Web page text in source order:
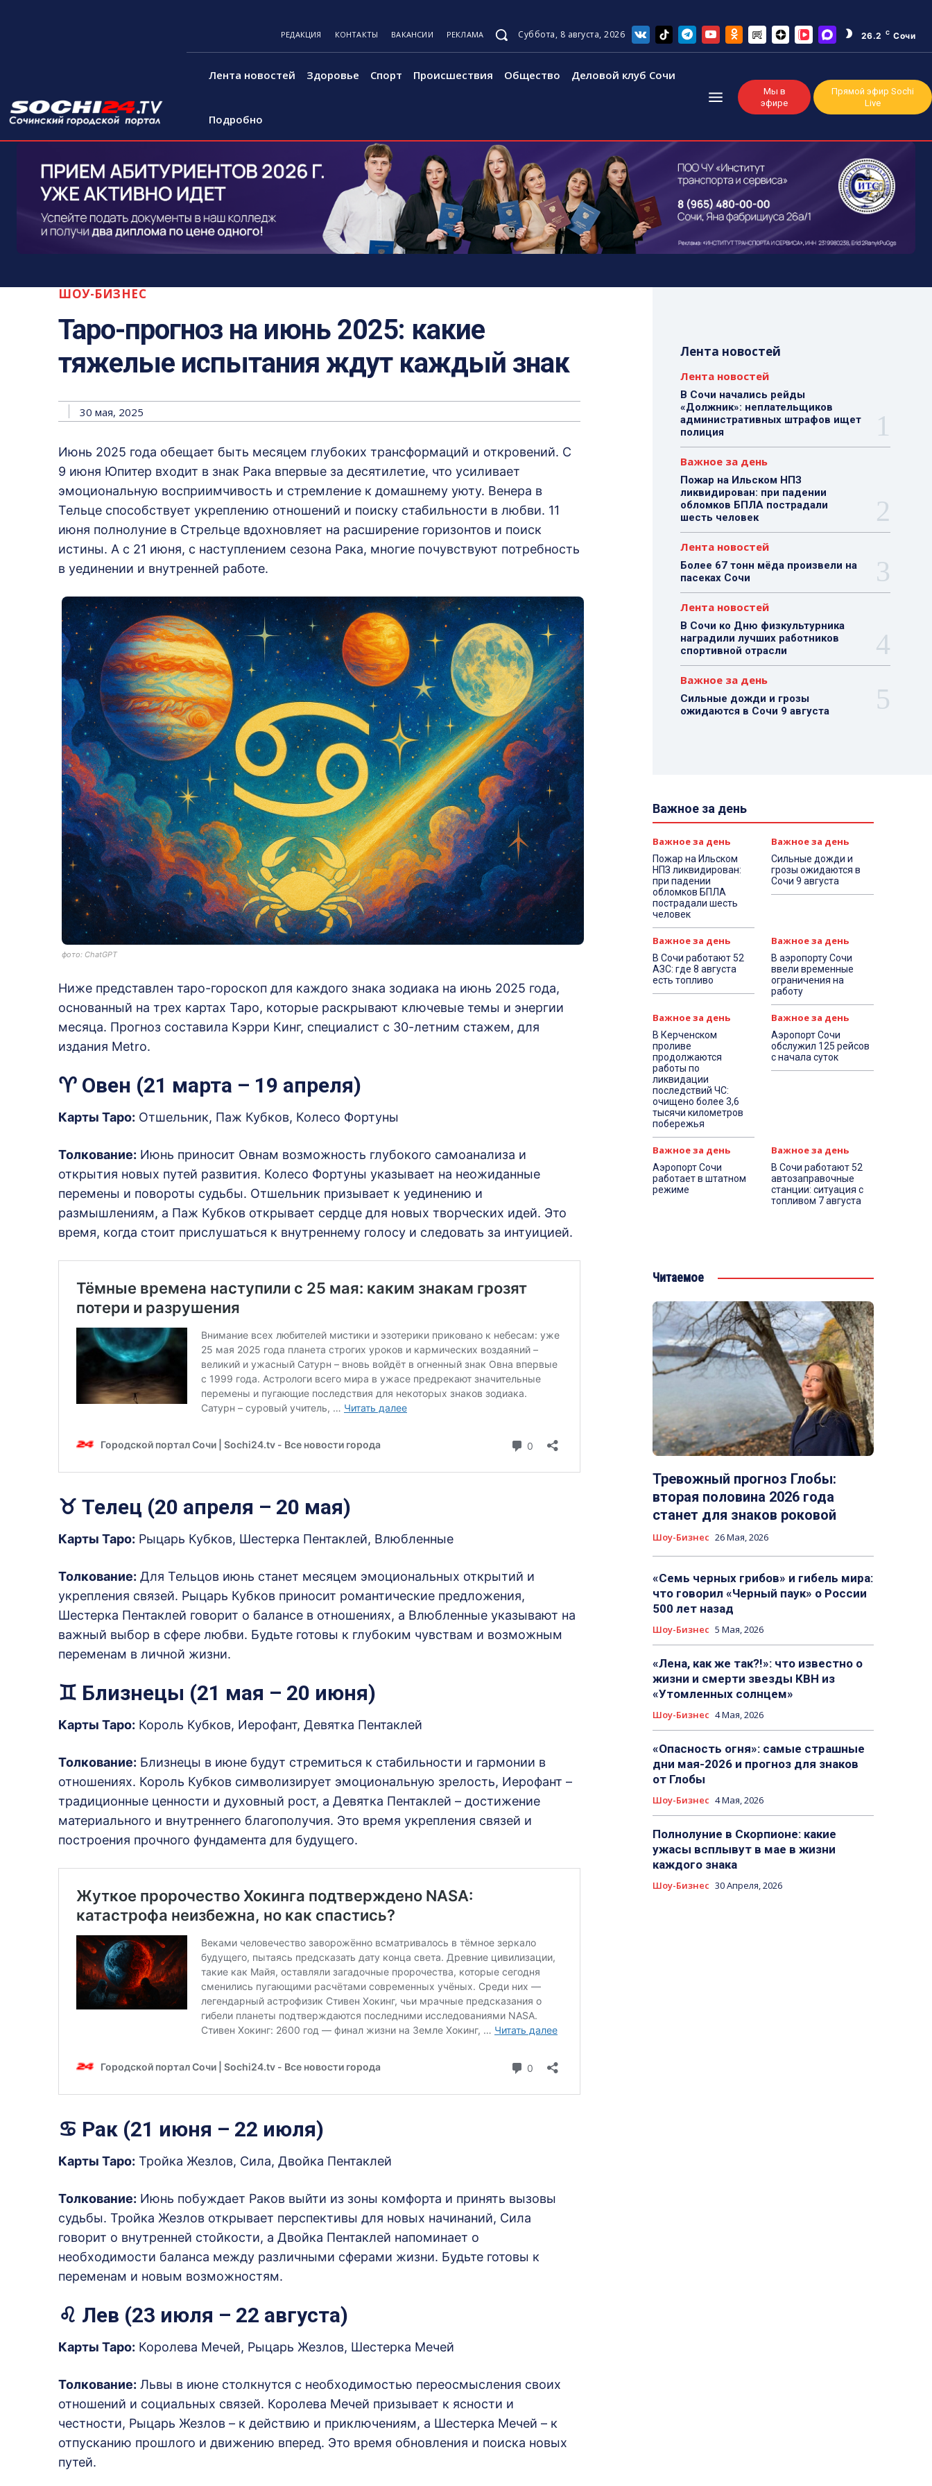
РЕДАКЦИЯ КОНТАКТЫ ВАКАНСИИ РЕКЛАМА Суббота, 8 августа, 2026 26.2 C Сочи
Лента новостей Здоровье Спорт Происшествия Общество Деловой клуб Сочи
Подробно
Мы в
эфире
Прямой эфир Sochi
Live
ШОУ-БИЗНЕС
Таро-прогноз на июнь 2025: какие
тяжелые испытания ждут каждый знак
30 мая, 2025
Июнь 2025 года обещает быть месяцем глубоких трансформаций и откровений. С
9 июня Юпитер входит в знак Рака впервые за десятилетие, что усиливает
эмоциональную восприимчивость и стремление к домашнему уюту. Венера в
Тельце способствует укреплению отношений и поиску стабильности в любви. 11
июня полнолуние в Стрельце вдохновляет на расширение горизонтов и поиск
истины. А с 21 июня, с наступлением сезона Рака, многие почувствуют потребность
в уединении и внутренней работе.
фото: ChatGPT
Ниже представлен таро-гороскоп для каждого знака зодиака на июнь 2025 года,
основанный на трех картах Таро, которые раскрывают ключевые темы и энергии
месяца. Прогноз составила Кэрри Кинг, специалист с 30-летним стажем, для
издания Metro.
♈ Овен (21 марта – 19 апреля)
Карты Таро: Отшельник, Паж Кубков, Колесо Фортуны
Толкование: Июнь приносит Овнам возможность глубокого самоанализа и
открытия новых путей развития. Колесо Фортуны указывает на неожиданные
перемены и повороты судьбы. Отшельник призывает к уединению и
размышлениям, а Паж Кубков открывает сердце для новых творческих идей. Это
время, когда стоит прислушаться к внутреннему голосу и следовать за интуицией.
♉ Телец (20 апреля – 20 мая)
Карты Таро: Рыцарь Кубков, Шестерка Пентаклей, Влюбленные
Толкование: Для Тельцов июнь станет месяцем эмоциональных открытий и
укрепления связей. Рыцарь Кубков приносит романтические предложения,
Шестерка Пентаклей говорит о балансе в отношениях, а Влюбленные указывают на
важный выбор в сфере любви. Будьте готовы к глубоким чувствам и возможным
переменам в личной жизни.
♊ Близнецы (21 мая – 20 июня)
Карты Таро: Король Кубков, Иерофант, Девятка Пентаклей
Толкование: Близнецы в июне будут стремиться к стабильности и гармонии в
отношениях. Король Кубков символизирует эмоциональную зрелость, Иерофант –
традиционные ценности и духовный рост, а Девятка Пентаклей – достижение
материального и внутреннего благополучия. Это время укрепления связей и
построения прочного фундамента для будущего.
♋ Рак (21 июня – 22 июля)
Карты Таро: Тройка Жезлов, Сила, Двойка Пентаклей
Толкование: Июнь побуждает Раков выйти из зоны комфорта и принять вызовы
судьбы. Тройка Жезлов открывает перспективы для новых начинаний, Сила
говорит о внутренней стойкости, а Двойка Пентаклей напоминает о
необходимости баланса между различными сферами жизни. Будьте готовы к
переменам и новым возможностям.
♌ Лев (23 июля – 22 августа)
Карты Таро: Королева Мечей, Рыцарь Жезлов, Шестерка Мечей
Толкование: Львы в июне столкнутся с необходимостью переосмысления своих
отношений и социальных связей. Королева Мечей призывает к ясности и
честности, Рыцарь Жезлов – к действию и приключениям, а Шестерка Мечей – к
отпусканию прошлого и движению вперед. Это время обновления и поиска новых
путей.
Лента новостей
Лента новостей
В Сочи начались рейды
«Должник»: неплательщиков
административных штрафов ищет
полиция
Важное за день
Пожар на Ильском НПЗ
ликвидирован: при падении
обломков БПЛА пострадали
шесть человек
Лента новостей
Более 67 тонн мёда произвели на
пасеках Сочи
Лента новостей
В Сочи ко Дню физкультурника
наградили лучших работников
спортивной отрасли
Важное за день
Сильные дожди и грозы
ожидаются в Сочи 9 августа
Важное за день
Важное за день
Пожар на Ильском
НПЗ ликвидирован:
при падении
обломков БПЛА
пострадали шесть
человек
Важное за день
Сильные дожди и
грозы ожидаются в
Сочи 9 августа
Важное за день
В Сочи работают 52
АЗС: где 8 августа
есть топливо
Важное за день
В аэропорту Сочи
ввели временные
ограничения на
работу
Важное за день
В Керченском
проливе
продолжаются
работы по
ликвидации
последствий ЧС:
очищено более 3,6
тысячи километров
побережья
Важное за день
Аэропорт Сочи
обслужил 125 рейсов
с начала суток
Важное за день
Аэропорт Сочи
работает в штатном
режиме
Важное за день
В Сочи работают 52
автозаправочные
станции: ситуация с
топливом 7 августа
Читаемое
Тревожный прогноз Глобы:
вторая половина 2026 года
станет для знаков роковой
Шоу-Бизнес 26 Мая, 2026
«Семь черных грибов» и гибель мира:
что говорил «Черный паук» о России
500 лет назад
Шоу-Бизнес 5 Мая, 2026
«Лена, как же так?!»: что известно о
жизни и смерти звезды КВН из
«Утомленных солнцем»
Шоу-Бизнес 4 Мая, 2026
«Опасность огня»: самые страшные
дни мая-2026 и прогноз для знаков
от Глобы
Шоу-Бизнес 4 Мая, 2026
Полнолуние в Скорпионе: какие
ужасы всплывут в мае в жизни
каждого знака
Шоу-Бизнес 30 Апреля, 2026